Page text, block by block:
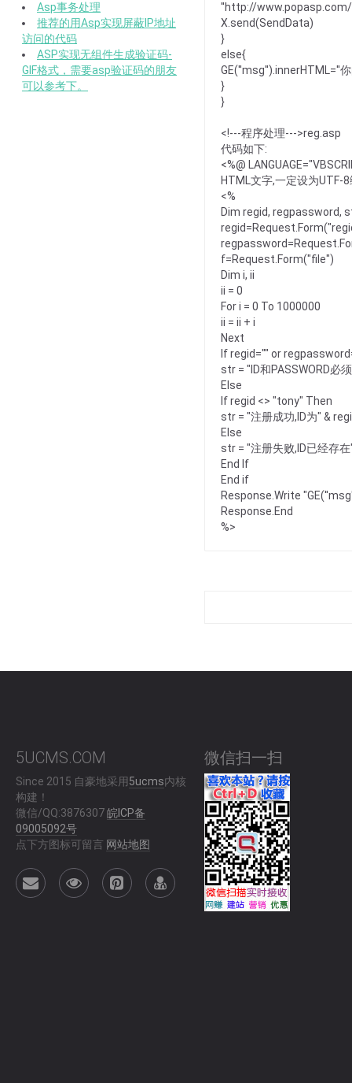
Asp事务处理
推荐的用Asp实现屏蔽IP地址
访问的代码
ASP实现无组件生成验证码-
GIF格式，需要asp验证码的朋友
可以参考下。
''http://www.popasp.com/
X.send(SendData)
}
else{
GE(''msg'').innerHTML=''
}
}
<!---程序处理--->reg.asp
代码如下:
<%@
HTML文字,一定设为UTF-
<%
Dim regid, regpassword,
f=Request.Form("file")
Dim i, ii
ii = 0
For i = 0 To 1000000
ii = ii + i
Next
If regid="" or
str = "ID和PASSWORD必
Else
If regid <> "tony" Then
str = "注册成功,ID为" &
Else
str = "注册失败,ID已经存
End If
End if
Response.Write
Response.End
%>
5UCMS.COM
Since 2015 自豪地采用 5ucms内核
构建！
微信/QQ:3876307皖ICP备
09005092号
点下方图标可留言 网站地图
微信扫一扫